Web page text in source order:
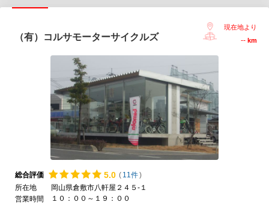
（有）コルサモーターサイクルズ
現在地より
-- km
総合評価 5.0 ( 11件)
所在地
岡山県倉敷市八軒屋２４５-１
営業時間
１０：００～１９：００